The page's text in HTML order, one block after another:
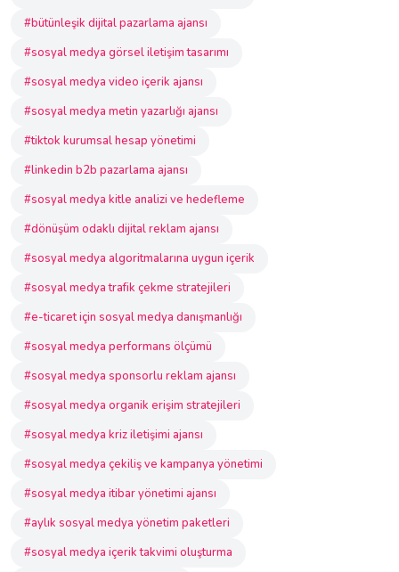
#bütünleşik dijital pazarlama ajansı
#sosyal medya görsel iletişim tasarımı
#sosyal medya video içerik ajansı
#sosyal medya metin yazarlığı ajansı
#tiktok kurumsal hesap yönetimi
#linkedin b2b pazarlama ajansı
#sosyal medya kitle analizi ve hedefleme
#dönüşüm odaklı dijital reklam ajansı
#sosyal medya algoritmalarına uygun içerik
#sosyal medya trafik çekme stratejileri
#e-ticaret için sosyal medya danışmanlığı
#sosyal medya performans ölçümü
#sosyal medya sponsorlu reklam ajansı
#sosyal medya organik erişim stratejileri
#sosyal medya kriz iletişimi ajansı
#sosyal medya çekiliş ve kampanya yönetimi
#sosyal medya itibar yönetimi ajansı
#aylık sosyal medya yönetim paketleri
#sosyal medya içerik takvimi oluşturma